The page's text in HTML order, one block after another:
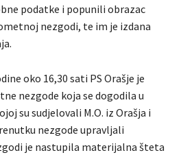
podatke i popunili obrazac
nezgodi, te im je izdana
oko 16,30 sati PS Orašje je
nezgode koja se dogodila u
su sudjelovali M.O. iz Orašja i
nezgode upravljali
je nastupila materijalna šteta